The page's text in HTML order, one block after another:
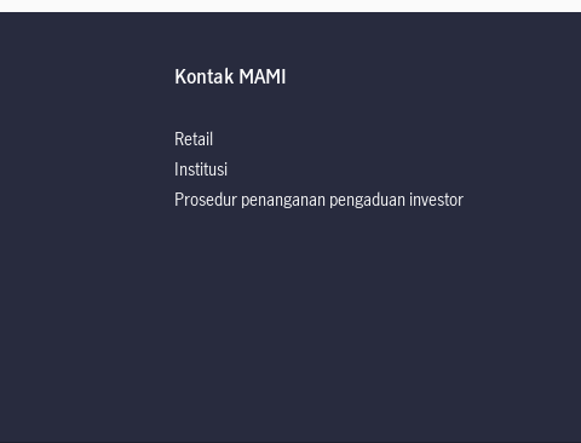
Kontak MAMI
Retail
Institusi
Prosedur penanganan pengaduan investor